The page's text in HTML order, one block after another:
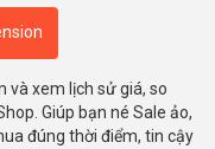
và xem lịch sử giá, so
Giúp bạn né Sale ảo,
đúng thời điểm, tin cậy